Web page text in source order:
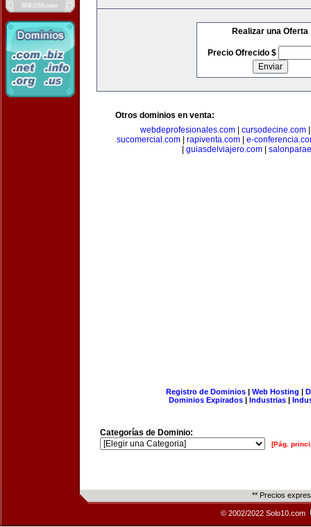
Realizar una Oferta
Precio Ofrecido $
Otros dominios en venta:
webdeprofesionales.com| cursodecine.com
sucomercial.com
rapiventa.com
e-
guiasdelviajero.com|
Registro de Dominios| Web Hosting |
Dominios Expirados | Industrias |
Categorías de Dominio:
[Pág.
** Precios
© 2002/2022 Solo10.com